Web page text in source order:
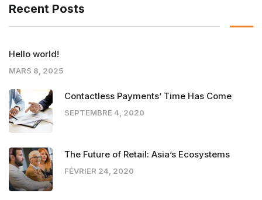
Recent Posts
Hello world!
MARS 8, 2025
Contactless Payments’ Time Has Come
SEPTEMBRE 4, 2020
The Future of Retail: Asia’s Ecosystems
FÉVRIER 24, 2020